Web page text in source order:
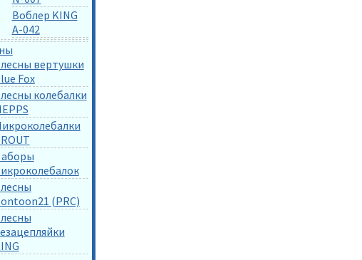
Воблер KING
A-042
вертушки
Fox
колебалки
(PRC)